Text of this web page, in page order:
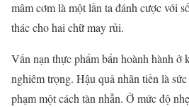
mâm cơm là một lần ta đánh cược với
thác cho hai chữ may rủi.
Vấn nạn thực phẩm bẩn hoành hành ở
nghiêm trọng. Hậu quả nhãn tiền là
phạm một cách tàn nhẫn. Ở mức độ